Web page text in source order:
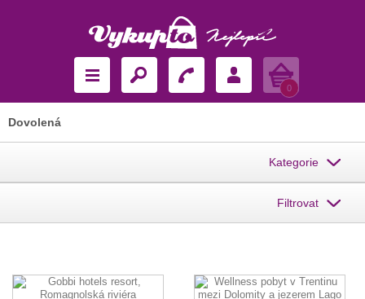
Košík
0
Dovolená
Kategorie
Filtrovat